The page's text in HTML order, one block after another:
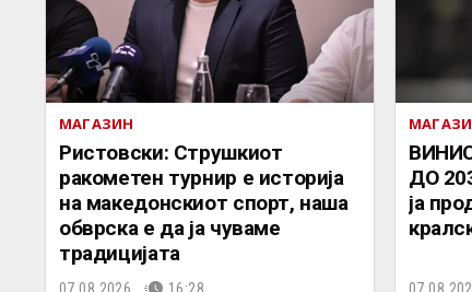
МАГАЗИН
Ристовски: Струшкиот
ракометен турнир е историја
на македонскиот спорт, наша
обврска е да ја чуваме
традицијата
ДО
ја